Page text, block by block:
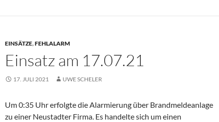
EINSÄTZE,FEHLALARM
Einsatz am 17.07.21
17. JULI 2021 UWE SCHELER
Um 0:35 Uhr erfolgte die Alarmierung über Brandmeldeanlage
zu einer Neustadter Firma. Es handelte sich um einen